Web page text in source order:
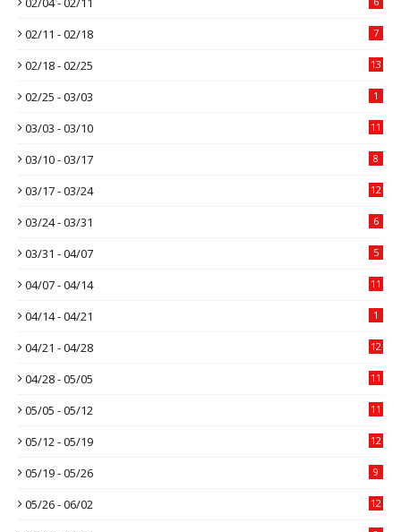
02/11 - 02/18 7
02/18 - 02/25 13
02/25 - 03/03 1
03/03 - 03/10 11
03/10 - 03/17 8
03/17 - 03/24 12
03/24 - 03/31 6
03/31 - 04/07 5
04/07 - 04/14 11
04/14 - 04/21 1
04/21 - 04/28 12
04/28 - 05/05 11
05/05 - 05/12 11
05/12 - 05/19 12
05/19 - 05/26 9
05/26 - 06/02 12